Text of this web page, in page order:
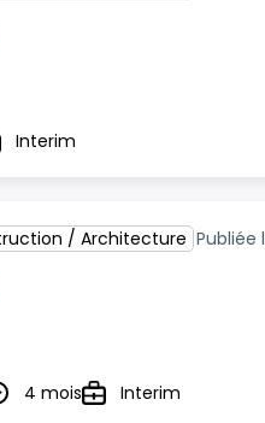
Interim
/ Architecture Publiée
4 moisTypeInterim